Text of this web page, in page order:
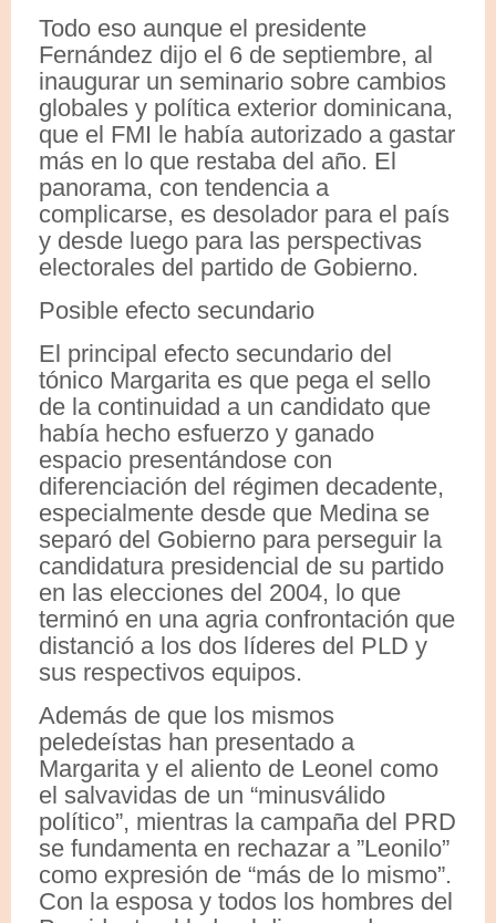
Todo eso aunque el presidente
Fernández dijo el 6 de septiembre, al
inaugurar un seminario sobre cambios
globales y política exterior dominicana,
que el FMI le había autorizado a gastar
más en lo que restaba del año. El
panorama, con tendencia a
complicarse, es desolador para el país
y desde luego para las perspectivas
electorales del partido de Gobierno.
Posible efecto secundario
El principal efecto secundario del
tónico Margarita es que pega el sello
de la continuidad a un candidato que
había hecho esfuerzo y ganado
espacio presentándose con
diferenciación del régimen decadente,
especialmente desde que Medina se
separó del Gobierno para perseguir la
candidatura presidencial de su partido
en las elecciones del 2004, lo que
terminó en una agria confrontación que
distanció a los dos líderes del PLD y
sus respectivos equipos.
Además de que los mismos
peledeístas han presentado a
Margarita y el aliento de Leonel como
el salvavidas de un “minusválido
político”, mientras la campaña del PRD
se fundamenta en rechazar a ”Leonilo”
como expresión de “más de lo mismo”.
Con la esposa y todos los hombres del